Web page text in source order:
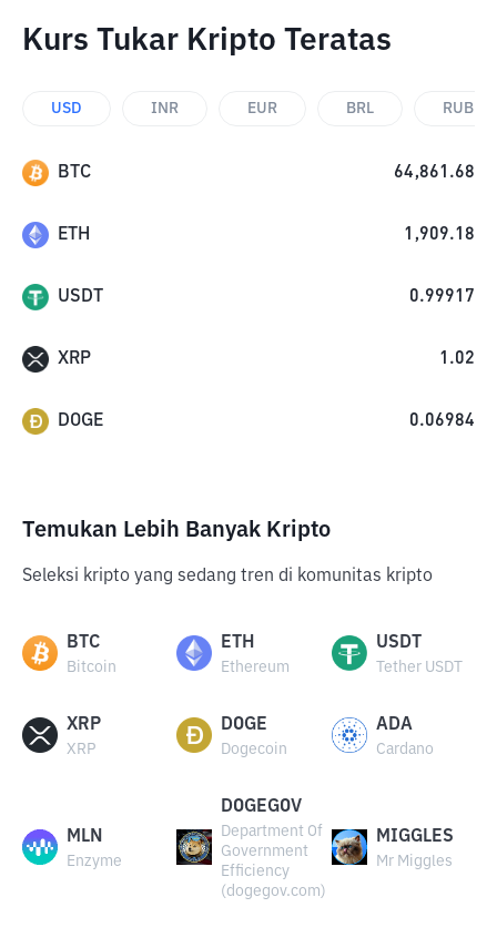
Kurs Tukar Kripto Teratas
USD INR EUR BRL RUB
BTC 64,861.68
ETH 1,909.18
USDT 0.99917
XRP 1.02
DOGE 0.06984
Temukan Lebih Banyak Kripto
Seleksi kripto yang sedang tren di komunitas kripto
BTC
Bitcoin
ETH
Ethereum
USDT
Tether USDT
XRP
XRP
DOGE
Dogecoin
ADA
Cardano
MLN
Enzyme
DOGEGOV
Department Of
Government
Efficiency
(dogegov.com)
MIGGLES
Mr Miggles